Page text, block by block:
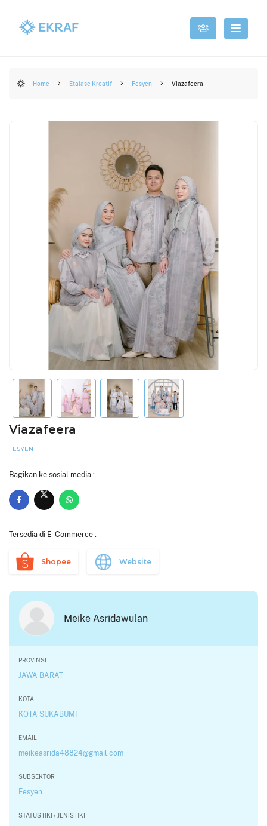
Home Etalase Kreatif Fesyen Viazafeera
Viazafeera
FESYEN
Bagikan ke sosial media :
Tersedia di E-Commerce :
Shopee Website
Meike Asridawulan
PROVINSI
JAWA BARAT
KOTA
KOTA SUKABUMI
EMAIL
meikeasrida48824@gmail.com
SUBSEKTOR
Fesyen
STATUS HKI / JENIS HKI